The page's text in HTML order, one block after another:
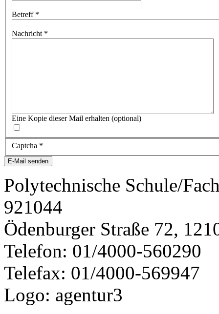
Betreff*
Nachricht *
Eine Kopie dieser Mail erhalten (optional)
Captcha *
E-Mail senden
Polytechnische Schule/
921044
Ödenburger Straße 72,
Telefon: 01/4000-560290
Telefax: 01/4000-569947
Logo: agentur3